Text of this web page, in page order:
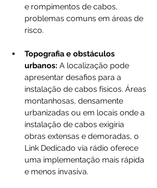
e rompimentos de cabos,
problemas comuns em áreas de
risco.
Topografia e obstáculos
urbanos: A localização pode
apresentar desafios para a
instalação de cabos físicos. Áreas
montanhosas, densamente
urbanizadas ou em locais onde a
instalação de cabos exigiria
obras extensas e demoradas, o
Link Dedicado via rádio oferece
uma implementação mais rápida
e menos invasiva.